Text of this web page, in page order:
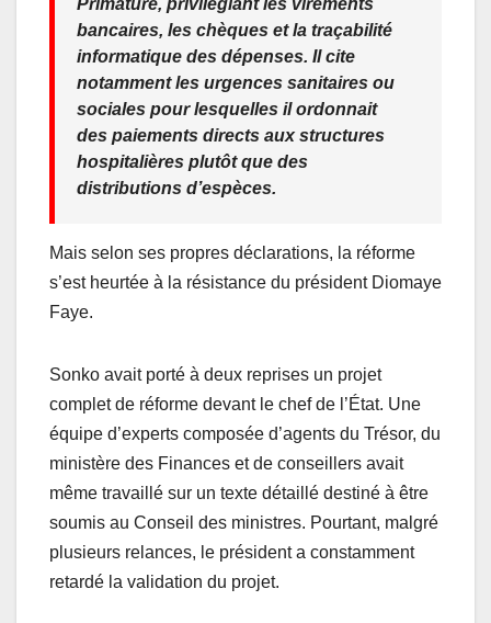
bancaires, les chèques et la traçabilité
informatique des dépenses. Il cite
notamment les urgences sanitaires ou
sociales pour lesquelles il ordonnait
des paiements directs aux structures
hospitalières plutôt que des
distributions d’espèces.
Mais selon ses propres déclarations, la réforme
s’est heurtée à la résistance du président Diomaye
Faye.
Sonko avait porté à deux reprises un projet
complet de réforme devant le chef de l’État. Une
équipe d’experts composée d’agents du Trésor, du
ministère des Finances et de conseillers avait
même travaillé sur un texte détaillé destiné à être
soumis au Conseil des ministres. Pourtant, malgré
plusieurs relances, le président a constamment
retardé la validation du projet.